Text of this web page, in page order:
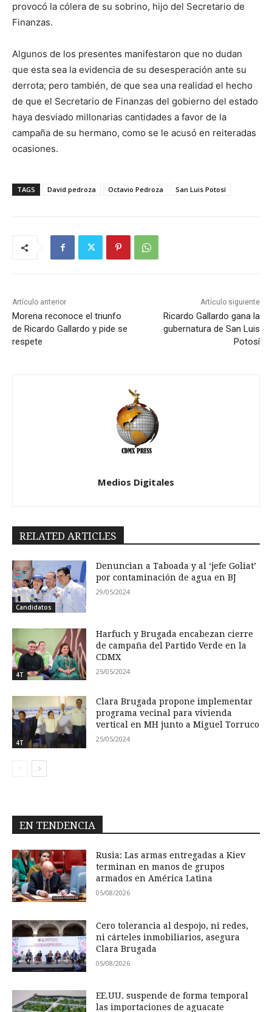
provocó la cólera de su sobrino, hijo del Secretario de
Finanzas.
Algunos de los presentes manifestaron que no dudan
que esta sea la evidencia de su desesperación ante su
derrota; pero también, de que sea una realidad el hecho
de que el Secretario de Finanzas del gobierno del estado
haya desviado millonarias cantidades a favor de la
campaña de su hermano, como se le acusó en reiteradas
ocasiones.
TAGS David pedroza Octavio Pedroza San Luis Potosí
Artículo anterior
Morena reconoce el triunfo
de Ricardo Gallardo y pide se
respete
Artículo siguiente
Ricardo Gallardo gana la
gubernatura de San Luis
Potosí
Medios Digitales
RELATED ARTICLES
Candidatos
Denuncian a Taboada y al ‘jefe Goliat’
por contaminación de agua en BJ
29/05/2024
4T
Harfuch y Brugada encabezan cierre
de campaña del Partido Verde en la
CDMX
25/05/2024
4T
Clara Brugada propone implementar
programa vecinal para vivienda
vertical en MH junto a Miguel Torruco
25/05/2024
EN TENDENCIA
Rusia: Las armas entregadas a Kiev
terminan en manos de grupos
armados en América Latina
05/08/2026
Cero tolerancia al despojo, ni redes,
ni cárteles inmobiliarios, asegura
Clara Brugada
05/08/2026
EE.UU. suspende de forma temporal
las importaciones de aguacate